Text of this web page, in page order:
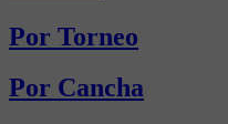
Por Torneo
Por Cancha